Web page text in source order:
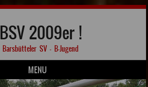
BSV 2009er !
Barsbütteler SV – B-Jugend
MENU